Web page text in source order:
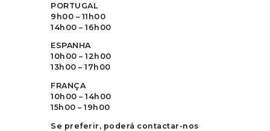
PORTUGAL
9h00 – 11h00
14h00 – 16h00
ESPANHA
10h00 – 12h00
13h00 – 17h00
FRANÇA
10h00 – 14h00
15h00 – 19h00
Se preferir, poderá contactar-nos